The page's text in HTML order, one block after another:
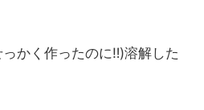
かく作ったのに‼)溶解した